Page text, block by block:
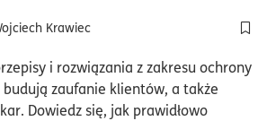
Krawiec
i rozwiązania z zakresu ochrony
zaufanie klientów, a także
Dowiedz się, jak prawidłowo